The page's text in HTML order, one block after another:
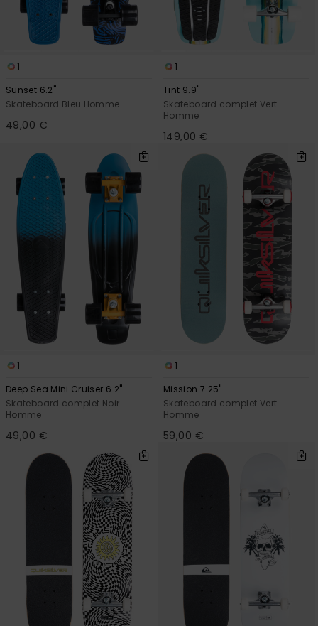
1
Sunset 6.2"
Skateboard Bleu Homme
49,00 €
1
Tint 9.9"
Skateboard complet Vert
Homme
149,00 €
1
Deep Sea Mini Cruiser 6.2"
Skateboard complet Noir
Homme
49,00 €
1
Mission 7.25"
Skateboard complet Vert
Homme
59,00 €